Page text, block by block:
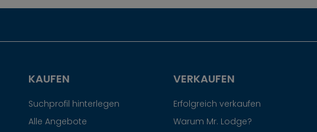
KAUFEN
Suchprofil hinterlegen
Alle Angebote
VERKAUFEN
Erfolgreich verkaufen
Warum Mr. Lodge?